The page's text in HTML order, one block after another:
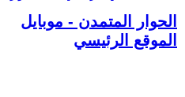
الحوار المتمدن - موبايل
الموقع الرئيسي